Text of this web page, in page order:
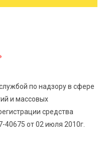
для ветеранов СВО:
фестиваль
по надзору в сфере
и массовых
средства
от 02 июля 2010г.